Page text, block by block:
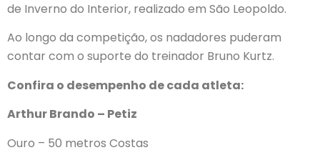
de Inverno do Interior, realizado em São Leopoldo.
Ao longo da competição, os nadadores puderam
contar com o suporte do treinador Bruno Kurtz.
Confira o desempenho de cada atleta:
Arthur Brando – Petiz
Ouro – 50 metros Costas